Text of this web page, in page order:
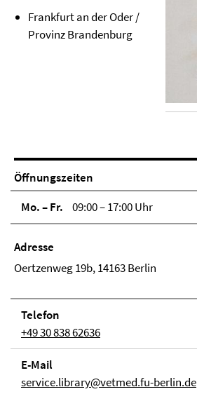
Frankfurt an der Oder /
Provinz Brandenburg
Öffnungszeiten
Mo. – Fr.
09:00 – 17:00 Uhr
Adresse
Oertzenweg 19b, 14163 Berlin
Telefon
+49 30 838 62636
E-Mail
service.library@vetmed.fu-berlin.de